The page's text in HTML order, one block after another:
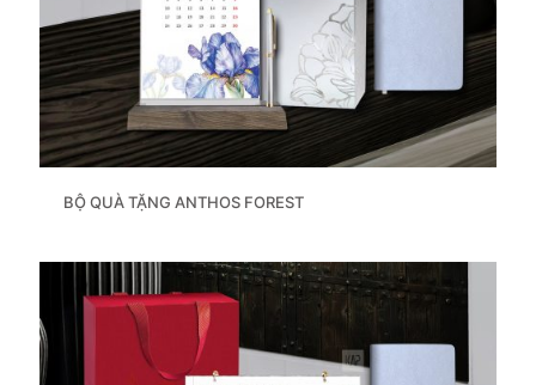
BỘ QUÀ TẶNG ANTHOS FOREST